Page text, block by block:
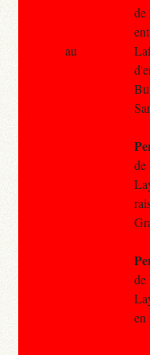
de
de
de
en
au